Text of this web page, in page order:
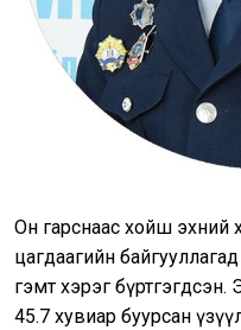
Он гарснаас хойш эхний
цагдаагийн
гэмт хэрэг
45.7 хувиар буурсан